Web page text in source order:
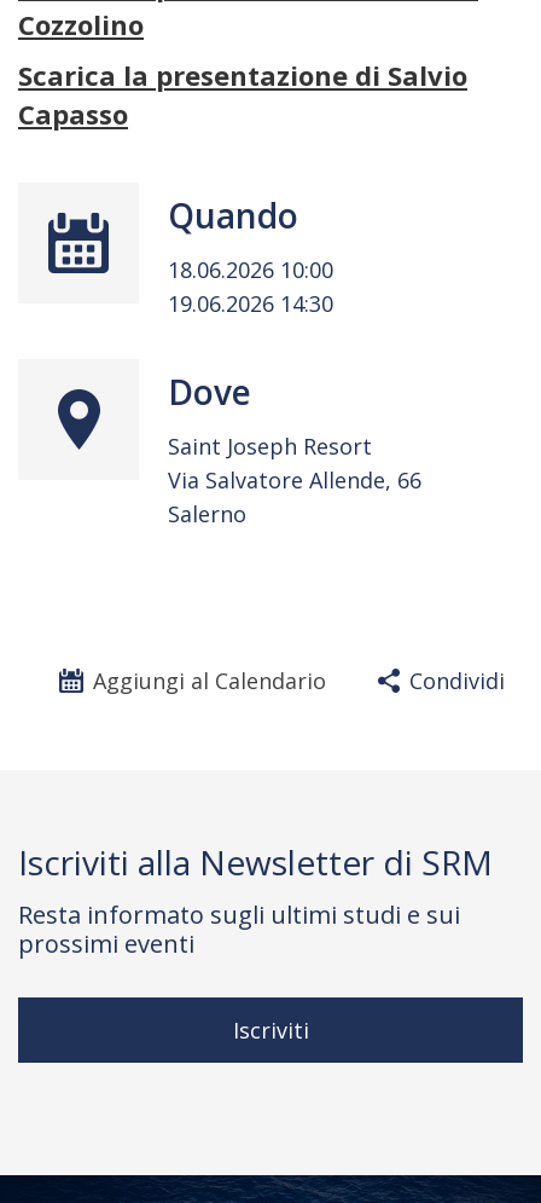
Cozzolino
Scarica la presentazione di Salvio
Capasso
Quando
18.06.2026 10:00
19.06.2026 14:30
Dove
Saint Joseph Resort
Via Salvatore Allende, 66
Salerno
Aggiungi al Calendario Condividi
Iscriviti alla Newsletter di SRM
Resta informato sugli ultimi studi e sui
prossimi eventi
Iscriviti